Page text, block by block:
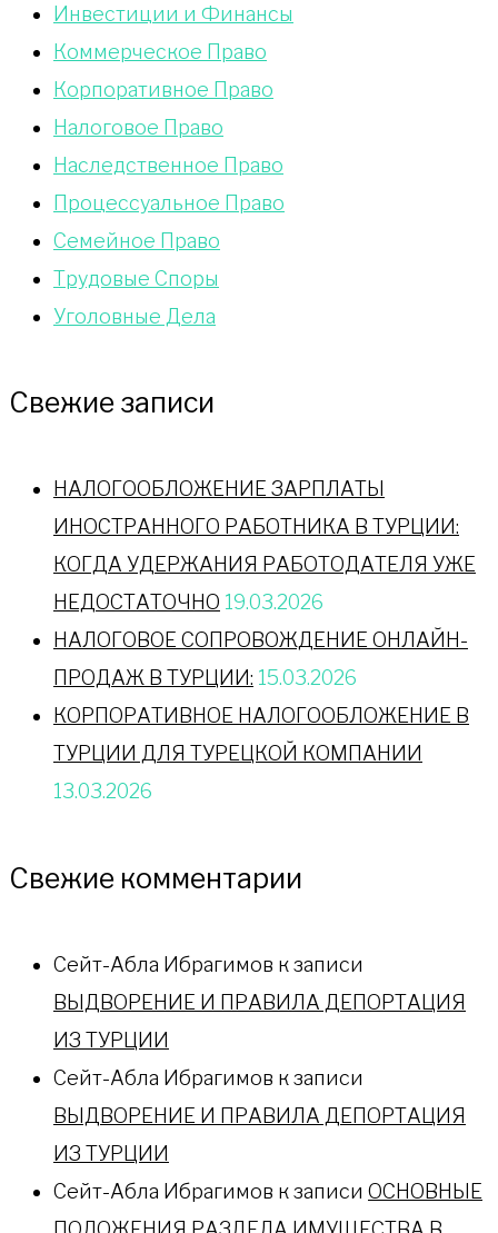
Инвестиции и Финансы
Коммерческое Право
Корпоративное Право
Налоговое Право
Наследственное Право
Процессуальное Право
Сeмейное Право
Трудовые Споры
Уголовные Дела
Свежие записи
НАЛОГООБЛОЖЕНИЕ ЗАРПЛАТЫ
ИНОСТРАННОГО РАБОТНИКА В ТУРЦИИ:
КОГДА УДЕРЖАНИЯ РАБОТОДАТЕЛЯ УЖЕ
НЕДОСТАТОЧНО 19.03.2026
НАЛОГОВОЕ СОПРОВОЖДЕНИЕ ОНЛАЙН-
ПРОДАЖ В ТУРЦИИ: 15.03.2026
КОРПОРАТИВНОЕ НАЛОГООБЛОЖЕНИЕ В
ТУРЦИИ ДЛЯ ТУРЕЦКОЙ КОМПАНИИ
13.03.2026
Свежие комментарии
Сейт-Абла Ибрагимов к записи
ВЫДВОРЕНИЕ И ПРАВИЛА ДЕПОРТАЦИЯ
ИЗ ТУРЦИИ
Сейт-Абла Ибрагимов к записи
ВЫДВОРЕНИЕ И ПРАВИЛА ДЕПОРТАЦИЯ
ИЗ ТУРЦИИ
Сейт-Абла Ибрагимов к записи ОСНОВНЫЕ